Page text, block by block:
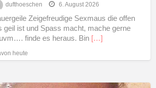
dufthoeschen 6. August 2026
Zeigefreudige Sexmaus die offen
geil ist und Spass macht, mache gerne
finde es heraus. Bin […]
heute